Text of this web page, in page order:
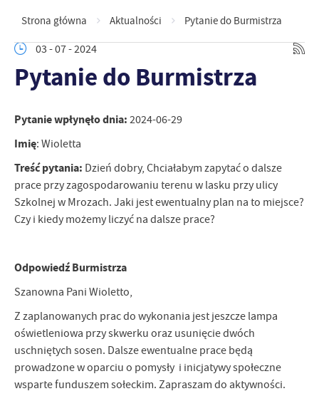
Strona główna Aktualności
Pytanie do Burmistrza
03 - 07 - 2024
Pytanie do Burmistrza
Pytanie wpłynęło dnia: 2024-06-29
Imię: Wioletta
Treść pytania: Dzień dobry, Chciałabym zapytać o dalsze
prace przy zagospodarowaniu terenu w lasku przy ulicy
Szkolnej w Mrozach. Jaki jest ewentualny plan na to miejsce?
Czy i kiedy możemy liczyć na dalsze prace?
Odpowiedź Burmistrza
Szanowna Pani Wioletto,
Z zaplanowanych prac do wykonania jest jeszcze lampa
oświetleniowa przy skwerku oraz usunięcie dwóch
uschniętych sosen. Dalsze ewentualne prace będą
prowadzone w oparciu o pomysły i inicjatywy społeczne
wsparte funduszem sołeckim. Zapraszam do aktywności.